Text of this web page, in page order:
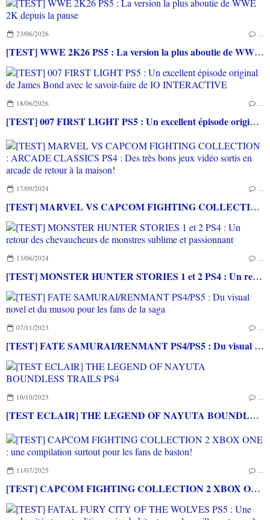
23/06/2026 …
[TEST] WWE 2K26 PS5 : La version la plus aboutie de WWE 2K depuis la pause
18/06/2026 …
[TEST] 007 FIRST LIGHT PS5 : Un excellent épisode original de James Bond avec le savoir-faire de IO INTERACTIVE
17/09/2024 …
[TEST] MARVEL VS CAPCOM FIGHTING COLLECTION : ARCADE CLASSICS PS4 : Des très bons jeux vidéo sortis en arcade de retour à la maison!
13/06/2024 …
[TEST] MONSTER HUNTER STORIES 1 et 2 PS4 : Un retour des chevaucheurs de monstres sublime et passionnant
07/11/2023 …
[TEST] FATE SAMURAI/RENMANT PS4/PS5 : Du visual novel et du musou pour les fans de la saga
10/10/2023 …
[TEST ECLAIR] THE LEGEND OF NAYUTA BOUNDLESS TRAILS PS4
11/07/2025 …
[TEST] CAPCOM FIGHTING COLLECTION 2 XBOX ONE : une compilation surtout pour les fans de baston!